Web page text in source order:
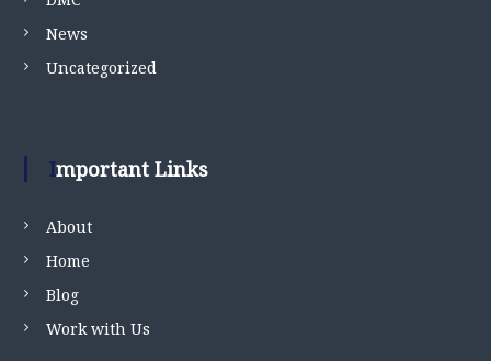
News
Uncategorized
Important Links
About
Home
Blog
Work with Us